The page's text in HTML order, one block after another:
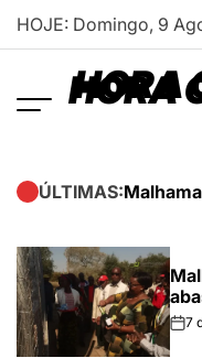
Skip
HOJE: Domingo, 9
HORA
ÚLTIMAS:
on7